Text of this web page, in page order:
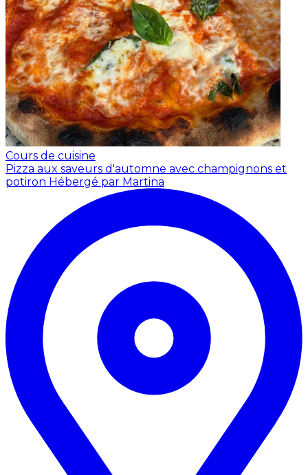
Cours de cuisine
Pizza aux saveurs d'automne avec champignons et
potiron Hébergé par Martina